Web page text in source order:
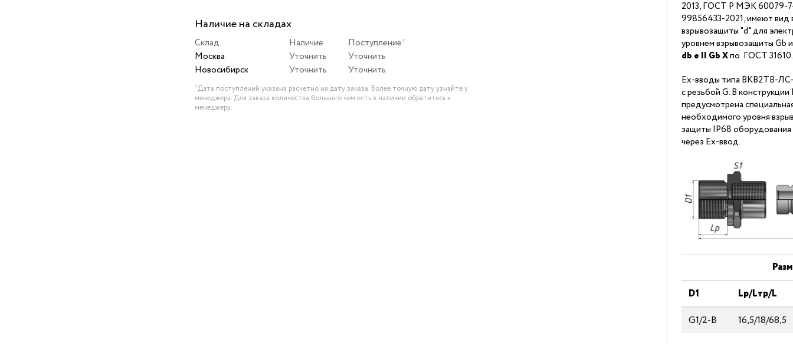
Наличие на складах
Склад Наличие
Поступление*
Москва
Уточнить
Уточнить
Новосибирск
Уточнить Уточнить
*Дата поступлений указана расчетно на дату заказа. Более точную дату узнайте у
менеджера. Для заказа количества большего чем есть в наличии обратитесь к
менеджеру.
2013, ГОСТ Р МЭК 60079-
99856433-2021, имеют вид
взрывозащиты "d" для
уровнем взрывозащиты Gb
db е II Gb Xпо ГОСТ
Ex-вводы типа ВКВ2ТВ-ЛС-
с резьбой G. В
предусмотрена
необходимого уровня
защиты IP68
через Ex-ввод.
D1
Lp/Lтp/L
G1/2-B
16,5/18/68,5